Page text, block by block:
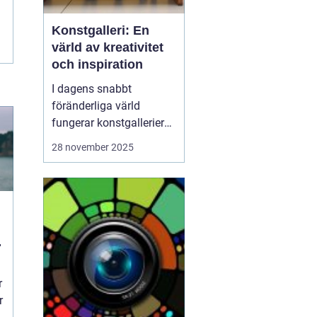
Konstgalleri: En
värld av kreativitet
och inspiration
I dagens snabbt
föränderliga värld
fungerar konstgallerier
som magiska platser där
utrymmen är mer än
bara byggnader fyllda av
färgglada dukar; de är
levande arenor f&o...
28 november 2025